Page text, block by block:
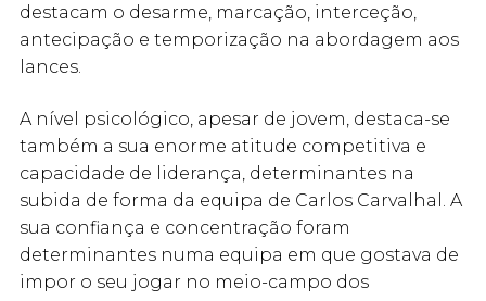
destacam o desarme, marcação, interceção,
antecipação e temporização na abordagem aos
lances.
A nível psicológico, apesar de jovem, destaca-se
também a sua enorme atitude competitiva e
capacidade de liderança, determinantes na
subida de forma da equipa de Carlos Carvalhal. A
sua confiança e concentração foram
determinantes numa equipa em que gostava de
impor o seu jogar no meio-campo dos